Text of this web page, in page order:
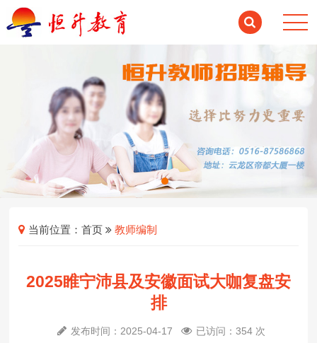
当前位置：首页 教师编制
2025睢宁沛县及安徽面试大咖复盘安
排
发布时间：2025-04-17 已访问：354 次